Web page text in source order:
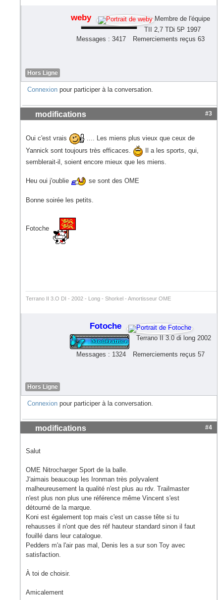
weby
Membre de l'équipe
TII 2,7 TDi 5P 1997
Messages : 3417
Remerciements reçus 63
Hors Ligne
Connexion pour participer à la conversation.
modifications #3
Oui c'est vrais
.... Les miens plus vieux que ceux de
Yannick sont toujours très efficaces.
Il a les sports, qui,
semblerait-il, soient encore mieux que les miens.
Heu oui j'oublie se sont des OME
Bonne soirée les petits.
Fotoche
Terrano II 3.O DI - 2002 - Long - Shorkel - Amortisseur OME
Fotoche
Terrano II 3.0 di long 2002
Messages : 1324 Remerciements reçus 57
Hors Ligne
Connexion pour participer à la conversation.
modifications #4
Salut
OME Nitrocharger Sport de la balle.
J'aimais beaucoup les Ironman très polyvalent
malheureusement la qualité n'est plus au rdv. Trailmaster
n'est plus non plus une référence même Vincent s'est
détourné de la marque.
Koni est également top mais c'est un casse tête si tu
rehausses il n'ont que des réf hauteur standard sinon il faut
fouillé dans leur catalogue.
Pedders m'a l'air pas mal, Denis les a sur son Toy avec
satisfaction.
À toi de choisir.
Amicalement